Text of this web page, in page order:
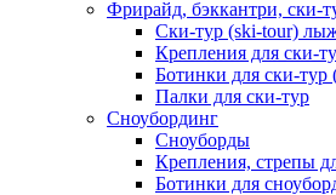
Фрирайд, бэккантри, ски-
Ски-тур (ski-tour)
Крепления для ски-
Ботинки для ски-тур
Палки для ски-тур
Сноубординг
Сноуборды
Крепления, стрепы
Ботинки для